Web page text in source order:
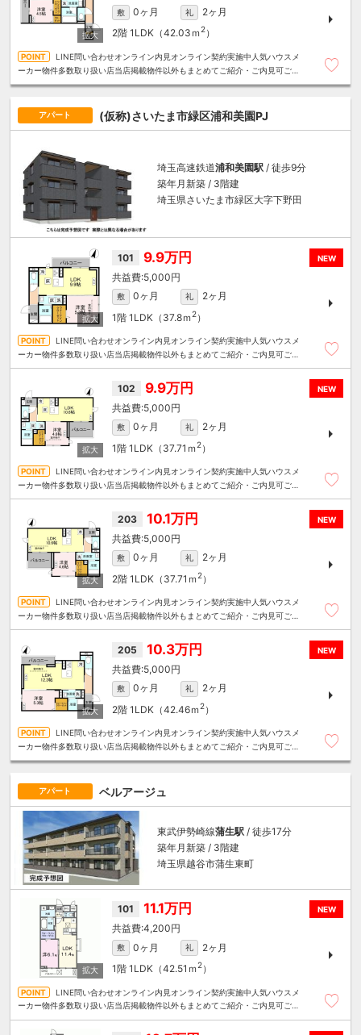
敷 0ヶ月 礼
2ヶ月
2階 1LDK（42.03ｍ 2）
LINE問い合わせオンライン内見オンライン契約実施中人気ハウスメ
ーカー物件多数取り扱い店当店掲載物件以外もまとめてご紹介・ご内見可ご予
アパート (仮称)さいたま市緑区浦和美園PJ
埼玉高速鉄道浦和美園駅 / 徒歩9分
築年月新築 / 3階建
埼玉県さいたま市緑区大字下野田
NEW
101 9.9万円
5,000円
敷 0ヶ月 礼
2ヶ月
1階 1LDK（37.8ｍ 2）
LINE問い合わせオンライン内見オンライン契約実施中人気ハウスメ
ーカー物件多数取り扱い店当店掲載物件以外もまとめてご紹介・ご内見可ご予
NEW
102 9.9万円
5,000円
敷 0ヶ月 礼
2ヶ月
1階 1LDK（37.71ｍ 2）
LINE問い合わせオンライン内見オンライン契約実施中人気ハウスメ
ーカー物件多数取り扱い店当店掲載物件以外もまとめてご紹介・ご内見可ご予
NEW
203 10.1万円
5,000円
敷 0ヶ月 礼
2ヶ月
2階 1LDK（37.71ｍ 2）
LINE問い合わせオンライン内見オンライン契約実施中人気ハウスメ
ーカー物件多数取り扱い店当店掲載物件以外もまとめてご紹介・ご内見可ご予
NEW
205 10.3万円
5,000円
敷 0ヶ月 礼
2ヶ月
2階 1LDK（42.46ｍ 2）
LINE問い合わせオンライン内見オンライン契約実施中人気ハウスメ
ーカー物件多数取り扱い店当店掲載物件以外もまとめてご紹介・ご内見可ご予
アパート ベルアージュ
東武伊勢崎線蒲生駅 / 徒歩17分
築年月新築 / 3階建
埼玉県越谷市蒲生東町
NEW
101 11.1万円
4,200円
敷 0ヶ月 礼
2ヶ月
1階 1LDK（42.51ｍ 2）
LINE問い合わせオンライン内見オンライン契約実施中人気ハウスメ
ーカー物件多数取り扱い店当店掲載物件以外もまとめてご紹介・ご内見可ご予